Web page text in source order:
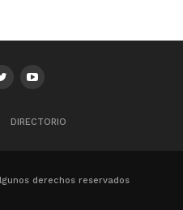
DIRECTORIO
derechos reservados